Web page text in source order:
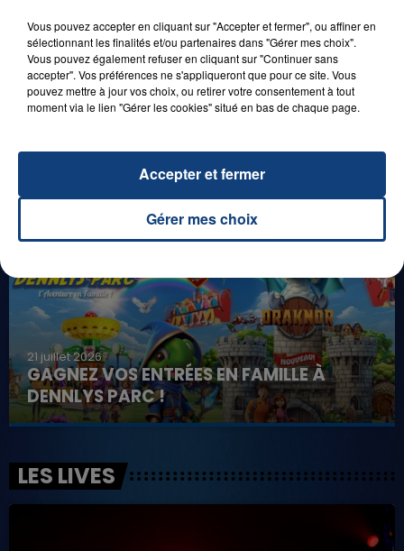
GAGNEZ VOS ENTRÉES POUR TOUTE LA
FAMILLE À PLOPSAQUA !
21 juillet 2026
GAGNEZ VOS ENTRÉES EN FAMILLE À
DENNLYS PARC !
LES LIVES
Vous pouvez accepter en cliquant sur "Accepter et fermer", ou affiner en
sélectionnant les finalités et/ou partenaires dans "Gérer mes choix".
Vous pouvez également refuser en cliquant sur "Continuer sans
accepter". Vos préférences ne s'appliqueront que pour ce site. Vous
pouvez mettre à jour vos choix, ou retirer votre consentement à tout
moment via le lien "Gérer les cookies" situé en bas de chaque page.
Gérer mes choix
Accepter et fermer